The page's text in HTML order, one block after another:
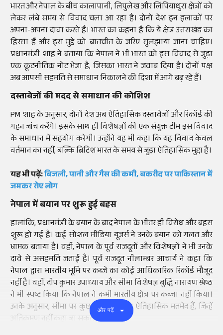
भारत और नेपाल के बीच कालापानी, लिपुलेख और लिंपियाधुरा क्षेत्रों को
लेकर लंबे समय से विवाद चला आ रहा है। दोनों देश इन इलाकों पर
अपना-अपना दावा करते हैं। भारत का कहना है कि ये क्षेत्र उत्तराखंड का
हिस्सा हैं और इस मुद्दे को बातचीत के जरिए सुलझाया जाना चाहिए।
प्रधानमंत्री शाह ने बताया कि नेपाल ने भी भारत को इस विवाद से जुड़ा
एक कूटनीतिक नोट भेजा है, जिसका भारत ने जवाब दिया है। दोनों पक्ष
अब आपसी सहमति से समाधान निकालने की दिशा में आगे बढ़ रहे हैं।
दस्तावेजों की मदद से समाधान की कोशिश
PM शाह के अनुसार, दोनों देश अब ऐतिहासिक दस्तावेजों और रिकॉर्ड की
गहन जांच करेंगे। इसके साथ ही विशेषज्ञों की एक संयुक्त टीम इस विवाद
के समाधान में सहयोग करेगी। उन्होंने यह भी कहा कि यह विवाद केवल
वर्तमान का नहीं, बल्कि ब्रिटिश भारत के समय से जुड़ा ऐतिहासिक मुद्दा है।
यह भी पढ़ें:बिजली, पानी और गैस की कमी, बकरीद पर पाकिस्तान में
जमकर रोए लोग
नेपाल में बयान पर शुरू हुई बहस
हालांकि, प्रधानमंत्री के बयान के बाद नेपाल के भीतर ही विरोध और बहस
शुरू हो गई है। कई सोशल मीडिया यूजर्स ने उनके बयान को गलत और
भ्रामक बताया है। वहीं, नेपाल के पूर्व राजदूतों और विशेषज्ञों ने भी उनके
दावे से असहमति जताई है। पूर्व राजदूत नीलाम्बर आचार्य ने कहा कि
नेपाल द्वारा भारतीय भूमि पर कब्जे का कोई आधिकारिक रिकॉर्ड मौजूद
नहीं है। वहीं, दीप कुमार उपाध्याय और सीमा विशेषज्ञ बुद्धि नारायण श्रेष्ठ
ने भी स्पष्ट किया कि नेपाल ने कभी भारतीय क्षेत्र पर कब्जा नहीं किया।
उनके अनुसार, सीमा पर कुछ तकनीकी और ऐतिहासिक मतभेद हैं, जिन्हें
अतिक्रमण नहीं कहा जा सकता।
और पढ़ें